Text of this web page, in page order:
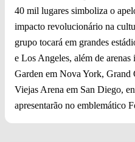
40 mil lugares simboliza o
impacto revolucionário na
grupo tocará em grandes
e Los Angeles, além de
Garden em Nova York, Grand
Viejas Arena em San Diego,
apresentarão no emblemático